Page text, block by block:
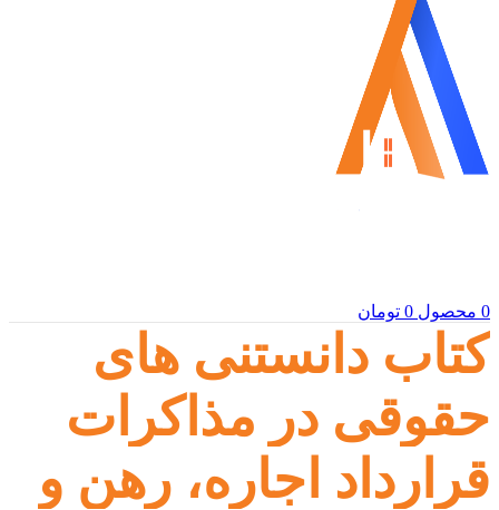
0 محصول 0 تومان
کتاب دانستنی های
حقوقی در مذاکرات
قرارداد اجاره، رهن و